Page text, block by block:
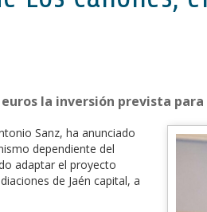
euros la inversión prevista
Sanz, ha anunciado
dependiente del
adaptar el proyecto
de Jaén capital, a